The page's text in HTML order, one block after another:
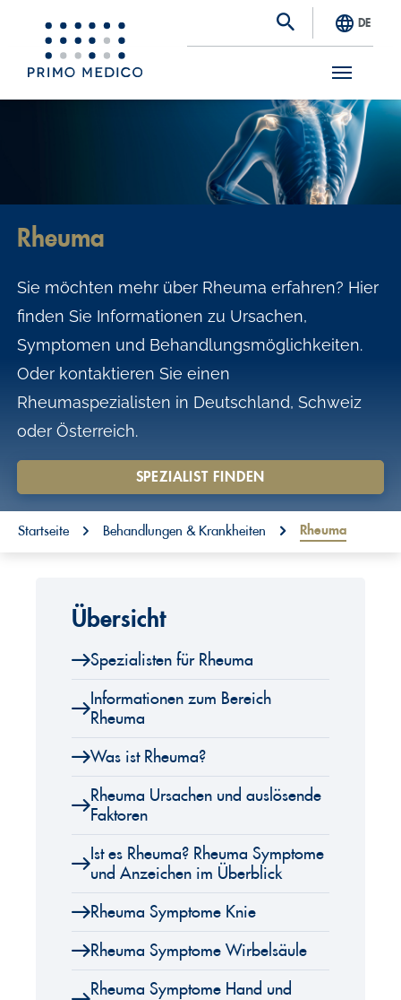
S
DE
Rheuma
Sie möchten mehr über Rheuma erfahren? Hier
finden Sie Informationen zu Ursachen,
Symptomen und Behandlungsmöglichkeiten.
Oder kontaktieren Sie einen
Rheumaspezialisten in Deutschland, Schweiz
oder Österreich.
SPEZIALIST FINDEN
You are here:
Startseite Behandlungen & Krankheiten Rheuma
Übersicht
Spezialisten für Rheuma
Informationen zum Bereich
Rheuma
Was ist Rheuma?
Rheuma Ursachen und auslösende
Faktoren
Ist es Rheuma? Rheuma Symptome
und Anzeichen im Überblick
Rheuma Symptome Knie
Rheuma Symptome Wirbelsäule
Rheuma Symptome Hand und